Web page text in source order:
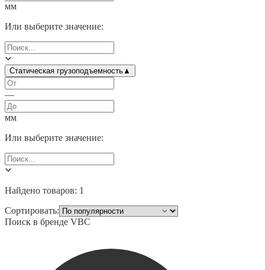
мм
Или выберите значение:
Статическая грузоподъемность▲
—
мм
Или выберите значение:
Найдено товаров: 1
Сортировать:
Поиск в бренде VBC